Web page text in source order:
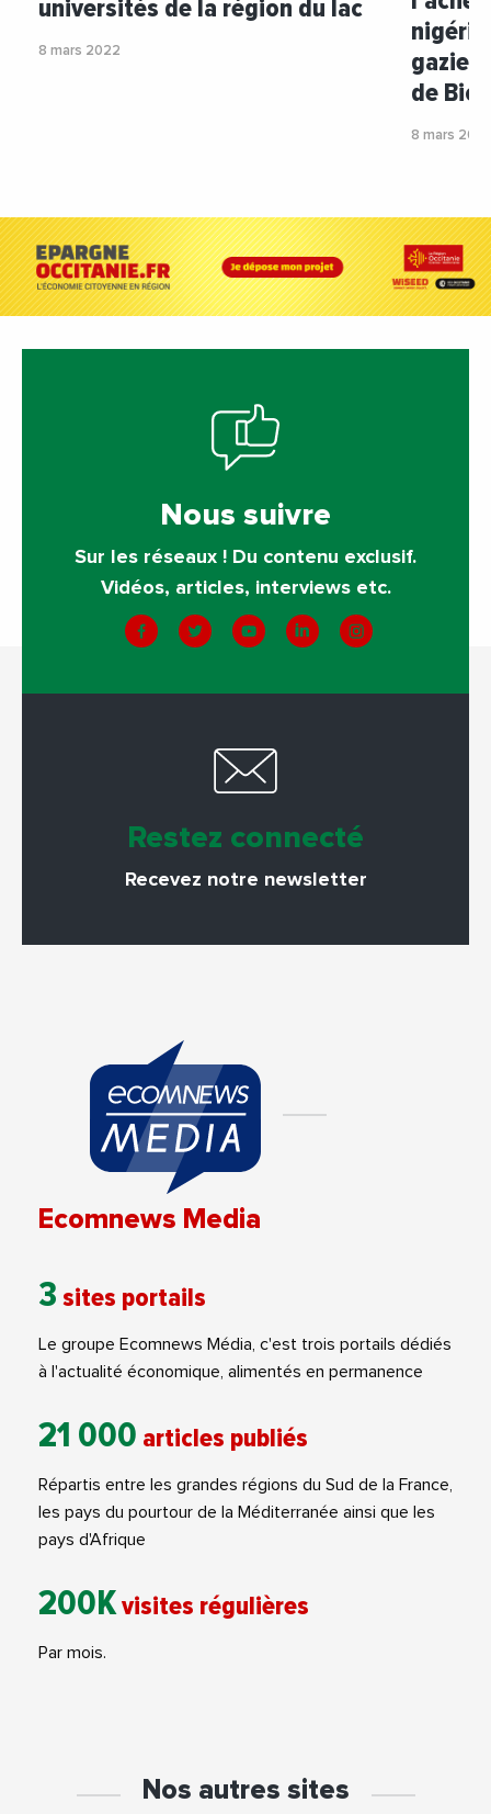
universités de la région du lac
8 mars 2022
gazier
de
8 mars
Nous suivre
Sur les réseaux ! Du contenu exclusif.
Vidéos, articles, interviews etc.
Restez connecté
Recevez notre newsletter
Ecomnews Media
3 sites portails
Le groupe Ecomnews Média, c'est trois portails dédiés
à l'actualité économique, alimentés en permanence
21 000 articles publiés
Répartis entre les grandes régions du Sud de la France,
les pays du pourtour de la Méditerranée ainsi que les
pays d'Afrique
200Kvisites régulières
Par mois.
Nos autres sites